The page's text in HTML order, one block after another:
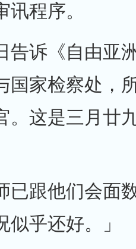
程序。
告诉《自由亚
国家检察处，
。这是三月廿
已跟他们会面
乎还好。」